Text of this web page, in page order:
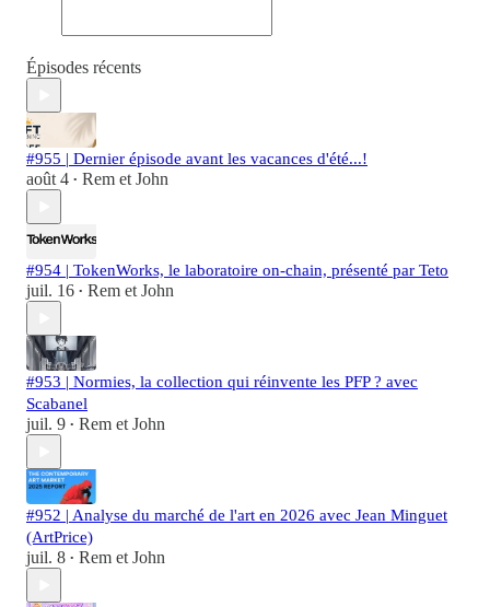
Épisodes récents
#955 | Dernier épisode avant les vacances d'été...!
août 4 • Rem et John
#954 | TokenWorks, le laboratoire on-chain, présenté par Teto
juil. 16 • Rem et John
#953 | Normies, la collection qui réinvente les PFP ? avec
Scabanel
juil. 9 • Rem et John
#952 | Analyse du marché de l'art en 2026 avec Jean Minguet
(ArtPrice)
juil. 8 • Rem et John